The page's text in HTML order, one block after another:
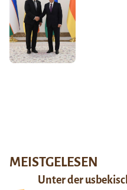
MEISTGELESEN
Unter der